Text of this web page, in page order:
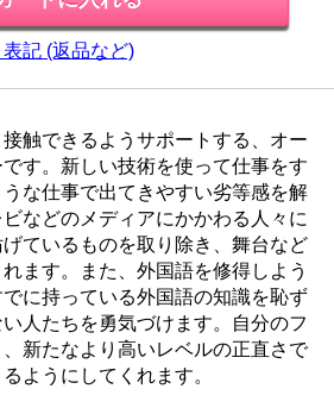
記 (返品など)
触できるようサポートする、オー
す。新しい技術を使って仕事をす
な仕事で出てきやすい劣等感を解
などのメディアにかかわる人々に
ているものを取り除き、舞台など
ます。また、外国語を修得しよう
に持っている外国語の知識を恥ず
人たちを勇気づけます。自分のフ
新たなより高いレベルの正直さで
ようにしてくれます。